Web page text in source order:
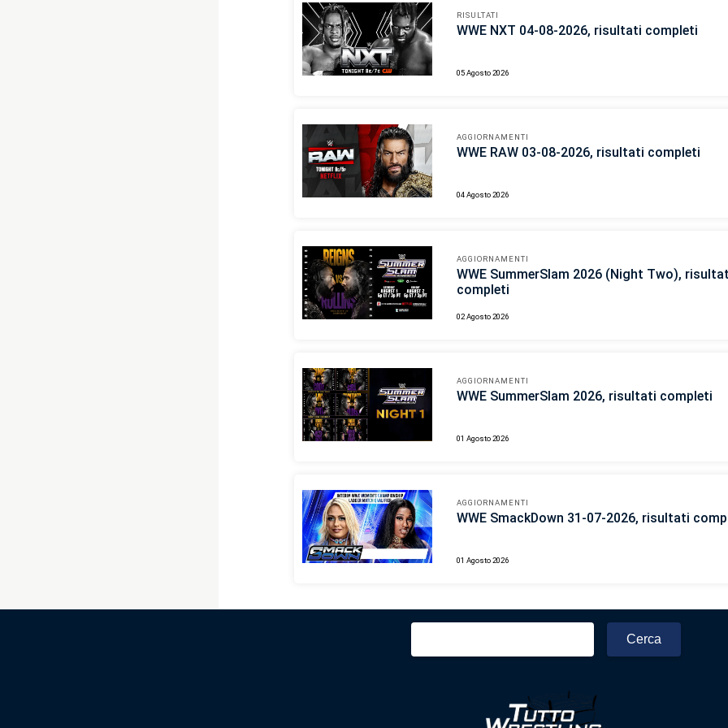
RISULTATI
WWE NXT 04-08-2026, risultati completi
05 Agosto 2026
AGGIORNAMENTI
WWE RAW 03-08-2026, risultati completi
04 Agosto 2026
AGGIORNAMENTI
WWE SummerSlam 2026 (Night Two),
completi
02 Agosto 2026
AGGIORNAMENTI
WWE SummerSlam 2026, risultati completi
01 Agosto 2026
AGGIORNAMENTI
WWE SmackDown 31-07-2026, risultati
01 Agosto 2026
Ricerca